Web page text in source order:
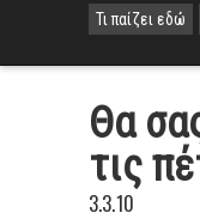
Τι παίζει εδώ
Θα
τις
3.3.10